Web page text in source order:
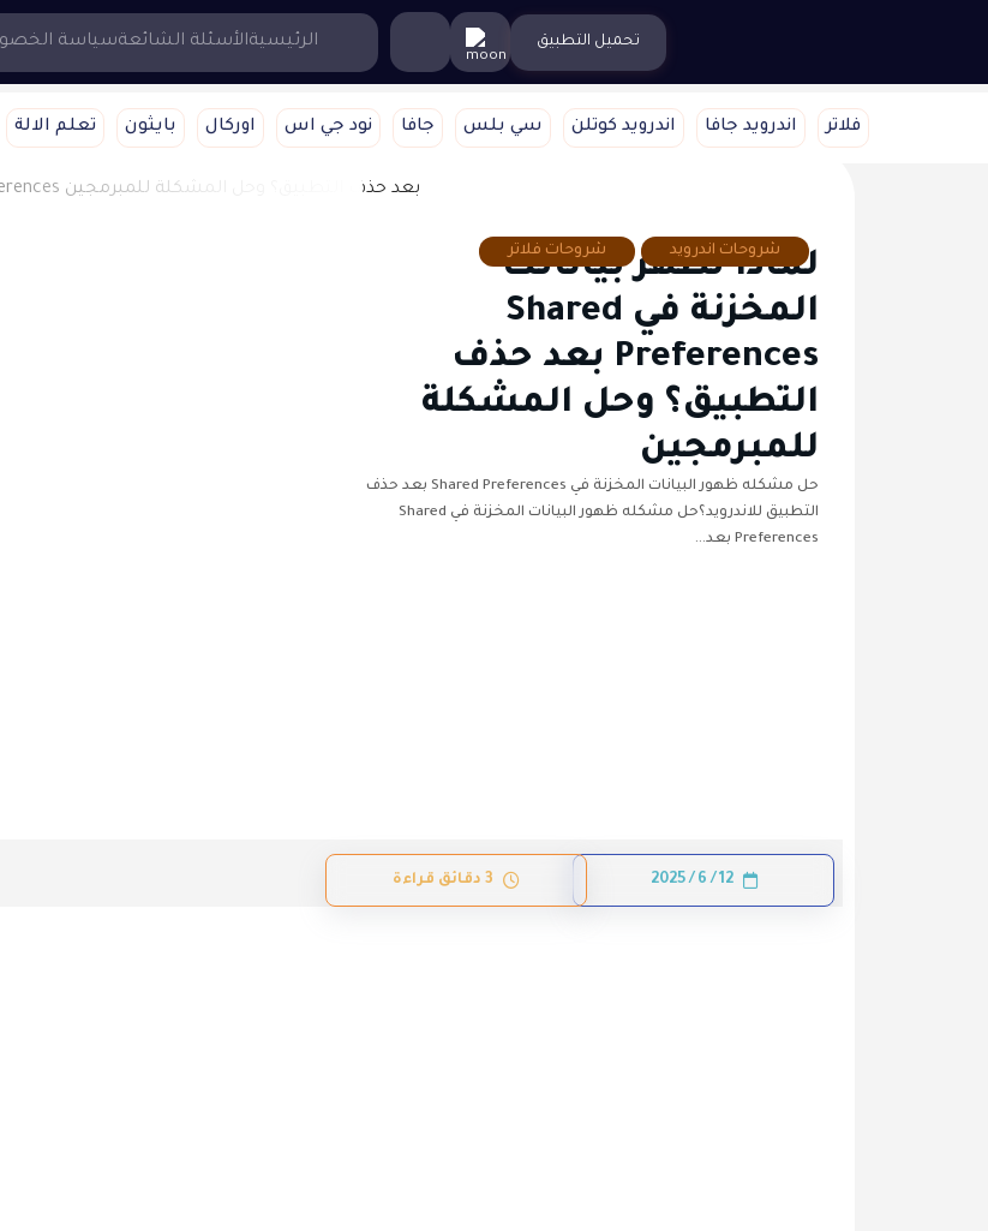
الرئيسيةالأسئلة الشائعةسياسة تحميل التطبيق
فلاتر اندرويد جافا اندرويد كوتلن سي بلس جافا نود جي اس اوركال بايثون تعلم الالة
شروحات اندرويد شروحات فلاتر
لماذا تظهر بياناتك
المخزنة في Shared
Preferences بعد حذف
التطبيق؟ وحل المشكلة
للمبرمجين
حل مشكله ظهور البيانات المخزنة في Shared Preferences بعد حذف
التطبيق للاندرويد؟حل مشكله ظهور البيانات المخزنة في Shared
Preferences بعد…
12 / 6 / 2025 3 دقائق قراءة